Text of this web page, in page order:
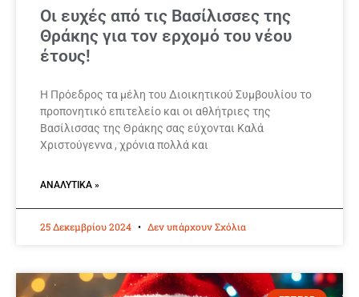
Οι ευχές από τις Βασίλισσες της
Θράκης για τον ερχομό του νέου
έτους!
Η Πρόεδρος τα μέλη του Διοικητικού Συμβουλίου το
προπονητικό επιτελείο και οι αθλήτριες της
Βασίλισσας της Θράκης σας εύχονται Καλά
Χριστούγεννα , χρόνια πολλά και
ΑΝΑΛΥΤΙΚΆ »
25 Δεκεμβρίου 2024 Δεν υπάρχουν Σχόλια